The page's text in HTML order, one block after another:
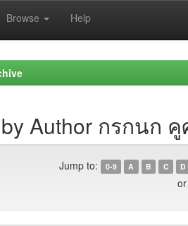
Browse Help
Author กรกนก
Jump to: 0-9 A B C D